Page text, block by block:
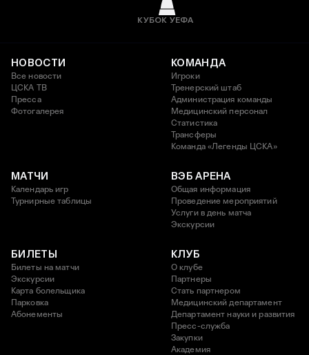
КУБОК УЕФА
НОВОСТИ
Все новости
ЦСКА ТВ
Пресса
Фотогалерея
КОМАНДА
Игроки
Тренерский штаб
Администрация команды
Медицинский персонал
Статистика
Трансферы
Команда «Легенды ЦСКА»
МАТЧИ
Календарь игр
Турнирные таблицы
ВЭБ АРЕНА
Общая информация
Проведение мероприятий
Услуги в день матча
Экскурсии
БИЛЕТЫ
Билеты на матчи
Экскурсии
Карта болельщика
Парковка
Абонементы
КЛУБ
О клубе
Партнеры
Стать партнером
Медицинский департамент
Департамент науки и развития
Пресс-служба
Закупки
Академия